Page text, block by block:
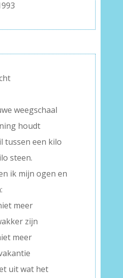
weegschaal
houdt
tussen een kilo
steen.
ik mijn ogen en
meer
zijn
meer
uit wat het